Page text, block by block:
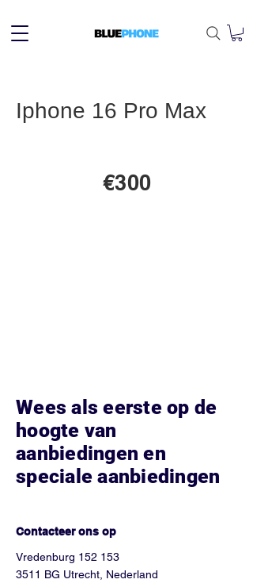
Iphone 16 Pro Max
€300
Wees als eerste op de
hoogte van
aanbiedingen en
speciale aanbiedingen
Contacteer ons op
Vredenburg 152 153
3511 BG Utrecht, Nederland